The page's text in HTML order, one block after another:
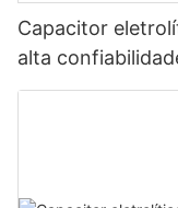
Capacitor
alta